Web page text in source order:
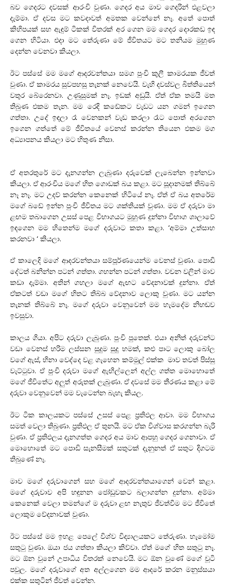
බව ගෙදරට දවසක් ආරංචි වුණා. ගෙදර අය මාව ගෙදරින් එළවලා
දැම්මා. ඒ දවස මට කවදාවත් අමතක වෙන්නේ නෑ. අතේ පොත්
කිහිපයක් සහ ඇඳුම් ටිකක් විතරක් අර ගෙන මම ගෙදර දොරකඩ ඉඳ
ගෙන හිටියා. එදා මට තේරුණා මේ ජීවිතයට මට තනියම මුහුණ
දෙන්න වෙනවා කියලා.
ඊට පස්සේ මම මගේ ආදරවන්තයා සමග පුංචි කුලී කාමරයක ජීවත්
වුණා. ඒ කාමරය සුවපහසු තැනක් නෙවෙයි. වැහි දවස්වල බිත්තියෙන්
වතුර බේරෙනවා. උණුසුමක් නෑ. ඉඩක් අඩුයි. ඒත් ඒක තමයි මත
තිබුණ එකම තැන. මම රෙදි කඩේකට වැඩට යන ගමන් ඉගෙන
ගත්තා. උදේ ඉඳලා රෑ වෙනකන් වැඩ කරලා රෑට පොත් අරගෙන
ඉගෙන ගත්තේ මේ ජීවිතයේ වෙනස් කරන්න තියෙන එකම මග
අධ්‍යාපනය කියලා මට හිතුණ නිසා.
ඒ අතරතුරේ මට දැනගන්න ලැබුණා දරුවෙක් ලැබෙන්න ඉන්නවා
කියලා. ඒ ආරංචිය මගේ හිත ගොඩක් බය කළා. මට සූදානමක් තිබ්බේ
නෑ නෑ. මට උදව් කරන්න කෙනෙක් හිටියේ නෑ. ඒත් ඒ බය අතරේම
මගේ බඩේ ඉන්න පුංචි ජීවිතය මට ශක්තියක් වුණා. මම ඒ දරුවා මා
ළඟම තබාගෙන උසස් පෙළ විභාගයට මුහුණ දුන්නා විභාග ශාලාවේ
ඉඳගෙන මම හිතෙන්ම මගේ දරුවාට කතා කළා. ‘අම්මා උත්සාහ
කරනවා ‘ කියලා.
ඒ කාලෙදි මගේ ආදරවන්තයා සම්පූර්ණයෙන්ම වෙනස් වුණා. පොඩි
දේටත් බනින්න පටන් ගත්තා. ගහන්න පටන් ගත්තා. වචන වලින් මාව
කඩා දැම්මා. අතින් ගහලා මගේ ඇඟට වේදනාවක් දුන්නා. ඒත්
ඒකටත් වඩා මගේ හිතට තිබ්බ වේදනාව ලොකු වුණා. මට යන්න
තැනක් තිබ්බේ නෑ. මගේ දරුවා වෙනුවෙන් මම හැමදේම නිහඬව
ඉවසුවා.
කාලය ගියා. අපිට දරුවා ලැබුණා. පුංචි පුතෙක්. එයා අනිත් දරුවන්ට
වඩා වෙනස් හරිම ලස්සන සුදුම සුදු හමක්, කළු පාට ලොකු බෝල
වගේ ඇස්, හිනා වෙද්දෙ වළ ගැහෙන කම්මුල් එක්ක මාව තවත් පිස්සු
වැට්ටුවා. ඒ පුංචි දරුවා මගේ ඇඟිල්ලෙන් අල්ල ගත්ත මොහොතේ
මගේ ජීවිතේට අලුත් අරුතක් ලැබුණා. ඒ දවසේ මම තීරණය කළා මේ
දරුවා වෙනුවෙන් මම වැටෙන්න බැහැ කියල.
ඊට ටික කාලයකට පස්සේ උසස් පෙළ ප්‍රතිඵල ආවා. මම විභාගය
සමත් වෙලා තිබුණා. ප්‍රතිඵල ඒ තුනයි. මට ඒක විශ්වාස කරගන්න බැරි
වුණා. ඒ ප්‍රතිඵලය දැනගත්ත ගෙදර අය මාව ආපහු ගෙදර ගෙනාවා. ඒ
මොහොතේ මට පොඩි සැනසීමක් සතුටක් දැනුනත් ඒ සතුට දිගටම
තිබුණේ නෑ.
මාව මගේ දරුවාගෙන් සහ මගේ ආදරවන්තයාගෙන් වෙන් කළා.
මගේ දරුවාව අපි හඳුනන ජෝඩුවකට බලාගන්න දුන්නා. අම්මා
කෙනෙක් වෙලා තමන්ගේ ම දරුවා ළඟ නැතුව ජීවත්වීම මට ජීවිතේ
ලොකුම වේදනාවක් වුණා.
ඊට පස්සේ මම ඉහළ පෙලේ විශ්ව විද්‍යාලයකට තේරුණා. හැමෝම
සතුටු වුණා. ඔයා ජය ගත්තා කියලා කිව්වා. ඒත් මගේ හිත සතුටු නෑ.
මට ඕන වුනේ උපාධිය විතරක් නෙවෙයි. මට ඕන වුණේ මගේ චූටි
පවුල. මගේ දරුවාගේ අත අල්ලගෙන මම ආදරේ කරන මනුස්සයා
එක්ක සතුටින් ජීවත් වෙන්න.